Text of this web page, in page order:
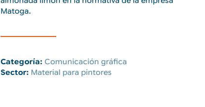
Matoga.
Categoría: Comunicación gráfica
Sector: Material para pintores